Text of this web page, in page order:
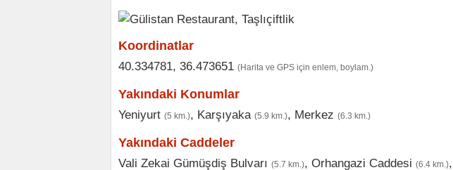
Koordinatlar
40.334781, 36.473651 (Harita ve GPS için enlem, boylam.)
Yakındaki Konumlar
Yeniyurt (5 km.), Karşıyaka (5.9 km.), Merkez (6.3 km.)
Yakındaki Caddeler
Vali Zekai Gümüşdiş Bulvarı (5.7 km.), Orhangazi Caddesi (6.4 km.),